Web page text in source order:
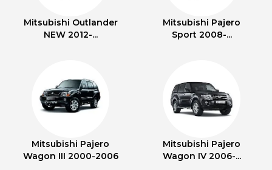
Mitsubishi Outlander
NEW 2012-...
Mitsubishi Pajero
Sport 2008-...
Mitsubishi Pajero
Wagon III 2000-2006
Mitsubishi Pajero
Wagon IV 2006-...